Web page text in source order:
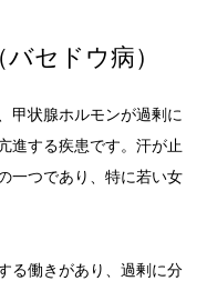
セドウ病）
甲状腺ホルモンが過剰に
進する疾患です。汗が止
一つであり、特に若い女
る働きがあり、過剰に分